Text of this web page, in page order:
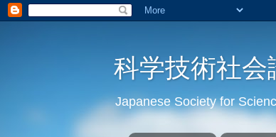
科学技術社
Japanese Society for